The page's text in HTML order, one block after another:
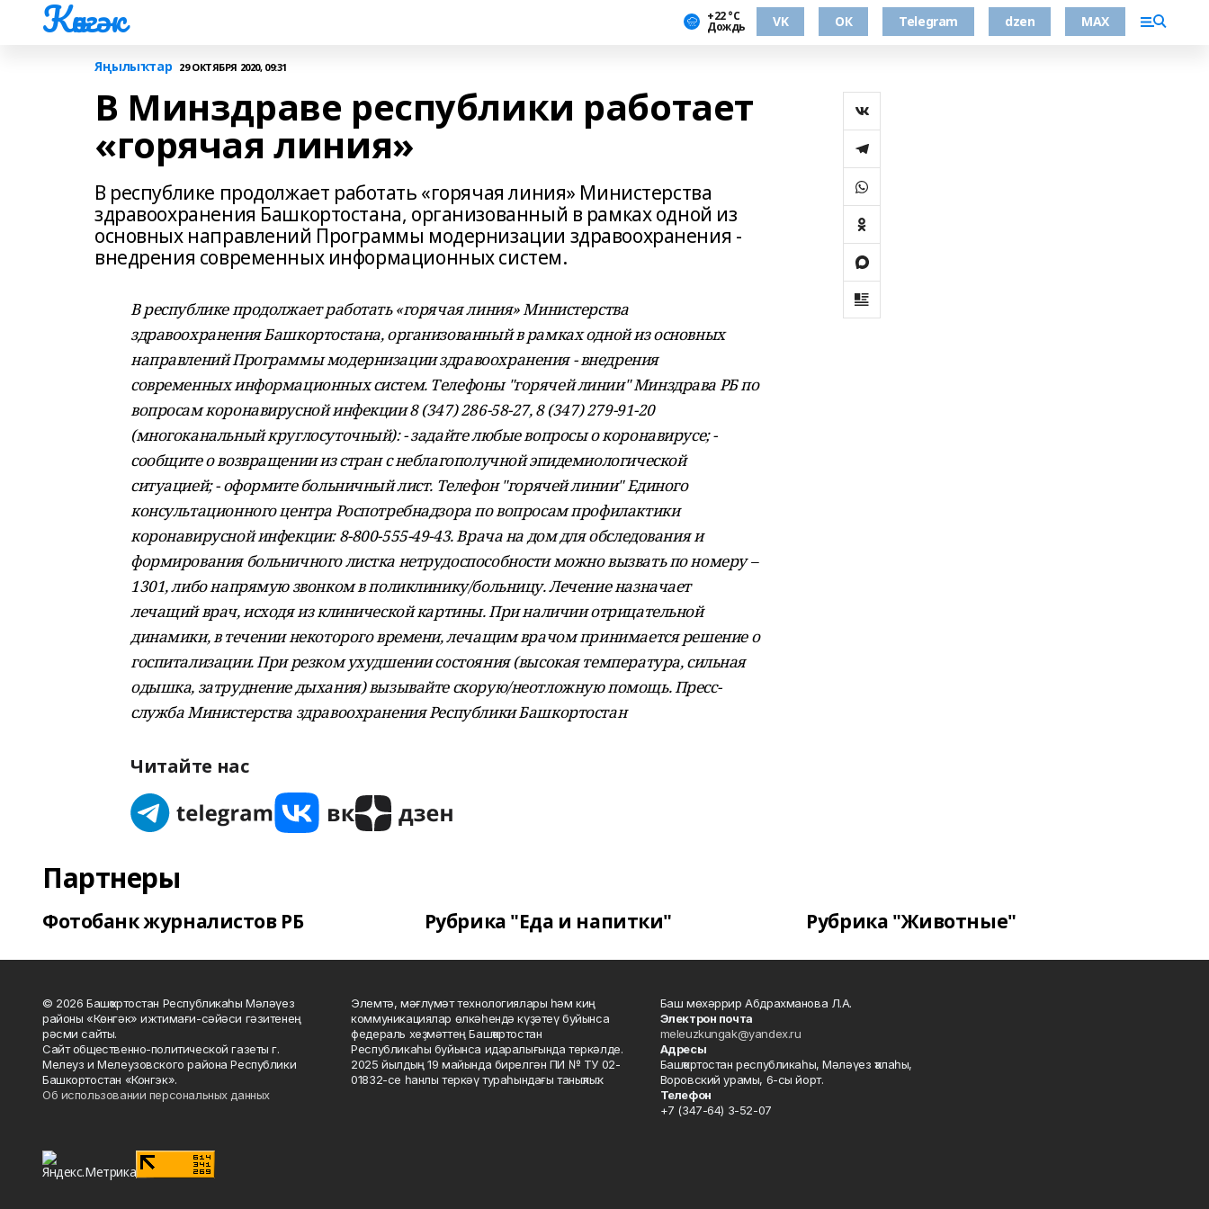
Көнгәк +22 °С
Дождь VK ОК Telegram dzen MAX
Яңылыҡтар 29 ОКТЯБРЯ 2020, 09:31
В Минздраве республики работает
«горячая линия»
В республике продолжает работать «горячая линия» Министерства
здравоохранения Башкортостана, организованный в рамках одной из
основных направлений Программы модернизации здравоохранения -
внедрения современных информационных систем.
В республике продолжает работать «горячая линия» Министерства
здравоохранения Башкортостана, организованный в рамках одной из основных
направлений Программы модернизации здравоохранения - внедрения
современных информационных систем. Телефоны "горячей линии" Минздрава РБ по
вопросам коронавирусной инфекции 8 (347) 286-58-27, 8 (347) 279-91-20
(многоканальный круглосуточный): - задайте любые вопросы о коронавирусе; -
сообщите о возвращении из стран с неблагополучной эпидемиологической
ситуацией; - оформите больничный лист. Телефон "горячей линии" Единого
консультационного центра Роспотребнадзора по вопросам профилактики
коронавирусной инфекции: 8-800-555-49-43. Врача на дом для обследования и
формирования больничного листка нетрудоспособности можно вызвать по номеру –
1301, либо напрямую звонком в поликлинику/больницу. Лечение назначает
лечащий врач, исходя из клинической картины. При наличии отрицательной
динамики, в течении некоторого времени, лечащим врачом принимается решение о
госпитализации. При резком ухудшении состояния (высокая температура, сильная
одышка, затруднение дыхания) вызывайте скорую/неотложную помощь. Пресс-
служба Министерства здравоохранения Республики Башкортостан
Читайте нас
Партнеры
Фотобанк журналистов РБ Рубрика "Еда и напитки" Рубрика "Животные"
© 2026 Башҡортостан Республикаһы Мәләүез
районы «Көнгәк» ижтимағи-сәйәси гәзитенең
рәсми сайты.
Сайт общественно-политической газеты г.
Мелеуз и Мелеузовского района Республики
Башкортостан «Конгэк».
Об использовании персональных данных
Элемтә, мәғлүмәт технологиялары һәм киң
коммуникациялар өлкәһендә күҙәтеү буйынса
федераль хеҙмәттең Башҡортостан
Республикаһы буйынса идаралығында теркәлде.
2025 йылдың 19 майында бирелгән ПИ № ТУ 02-
01832-се һанлы теркәү тураһындағы таныҡлыҡ.
Баш мөхәррир Абдрахманова Л.А.
Электрон почта
meleuzkungak@yandex.ru
Адресы
Башҡортостан республикаһы, Мәләүез ҡалаһы,
Воровский урамы, 6-сы йорт.
Телефон
+7 (347-64) 3-52-07